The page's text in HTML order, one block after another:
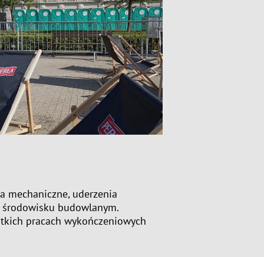
mechaniczne, uderzenia
budowlanym.
pracach wykończeniowych